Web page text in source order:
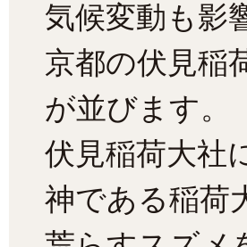
気候変動も影
京都の伏見稲
が並びます。
伏見稲荷大社
神である稲荷